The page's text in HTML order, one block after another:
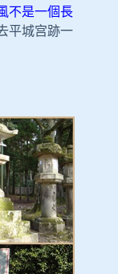
不是一個長
平城宫跡一